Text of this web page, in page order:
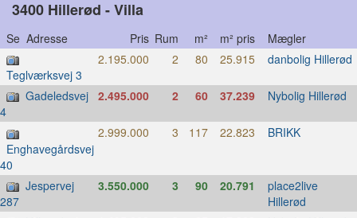
3400 Hillerød - Villa
Se Adresse Pris Rum m² m² pris Mægler
Teglværksvej 3
2.195.000 2 80 25.915 danbolig Hillerød
Gadeledsvej
4
2.495.000 2 60 37.239 Nybolig Hillerød
Enghavegårdsvej
40
2.999.000 3 117 22.823 BRIKK
Jespervej
287
3.550.000 3 90 20.791 place2live
Hillerød